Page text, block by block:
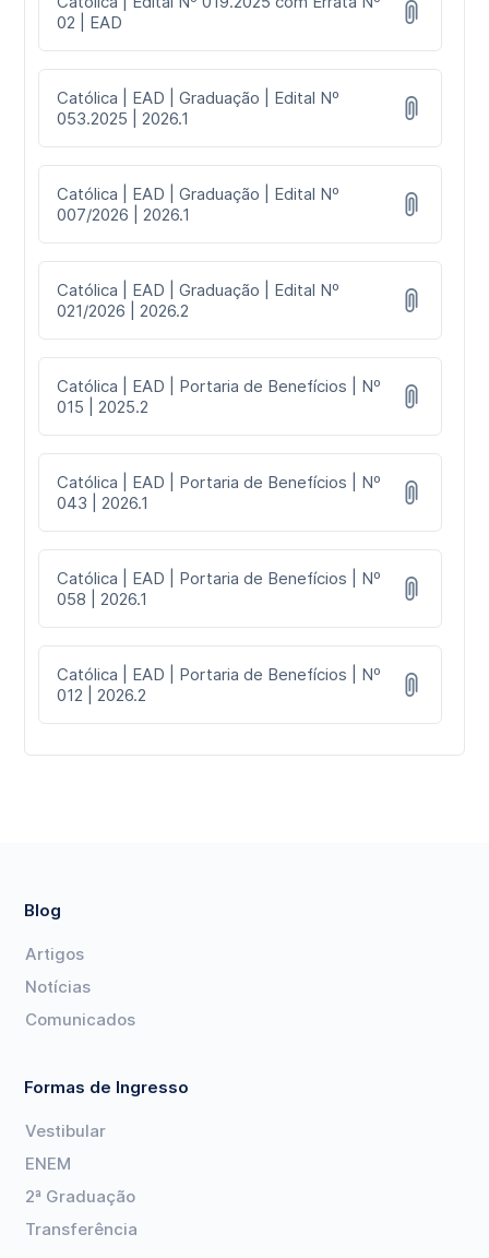
02 | EAD
Católica | EAD | Graduação | Edital Nº
053.2025 | 2026.1
Católica | EAD | Graduação | Edital Nº
007/2026 | 2026.1
Católica | EAD | Graduação | Edital Nº
021/2026 | 2026.2
Católica | EAD | Portaria de Benefícios | Nº
015 | 2025.2
Católica | EAD | Portaria de Benefícios | Nº
043 | 2026.1
Católica | EAD | Portaria de Benefícios | Nº
058 | 2026.1
Católica | EAD | Portaria de Benefícios | Nº
012 | 2026.2
Blog
Artigos
Notícias
Comunicados
Formas de Ingresso
Vestibular
ENEM
2ª Graduação
Transferência